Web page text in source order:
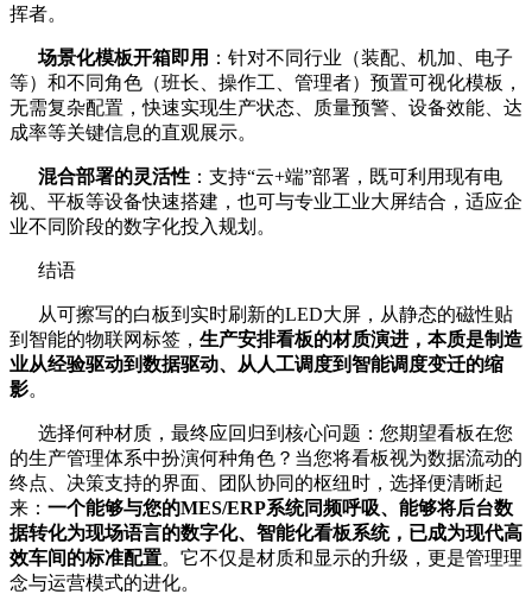
挥者。
场景化模板开箱即用 ：针对不同行业（装配、机加、电子
等）和不同角色（班长、操作工、管理者）预置可视化模板，
无需复杂配置，快速实现生产状态、质量预警、设备效能、达
成率等关键信息的直观展示。
混合部署的灵活性 ：支持“云+端”部署，既可利用现有电
视、平板等设备快速搭建，也可与专业工业大屏结合，适应企
业不同阶段的数字化投入规划。
结语
从可擦写的白板到实时刷新的LED大屏，从静态的磁性贴
到智能的物联网标签， 生产安排看板的材质演进，本质是制造
业从经验驱动到数据驱动、从人工调度到智能调度变迁的缩
影。
选择何种材质，最终应回归到核心问题：您期望看板在您
的生产管理体系中扮演何种角色？当您将看板视为数据流动的
终点、决策支持的界面、团队协同的枢纽时，选择便清晰起
来： 一个能够与您的MES/ERP系统同频呼吸、能够将后台数
据转化为现场语言的数字化、智能化看板系统，已成为现代高
效车间的标准配置。它不仅是材质和显示的升级，更是管理理
念与运营模式的进化。